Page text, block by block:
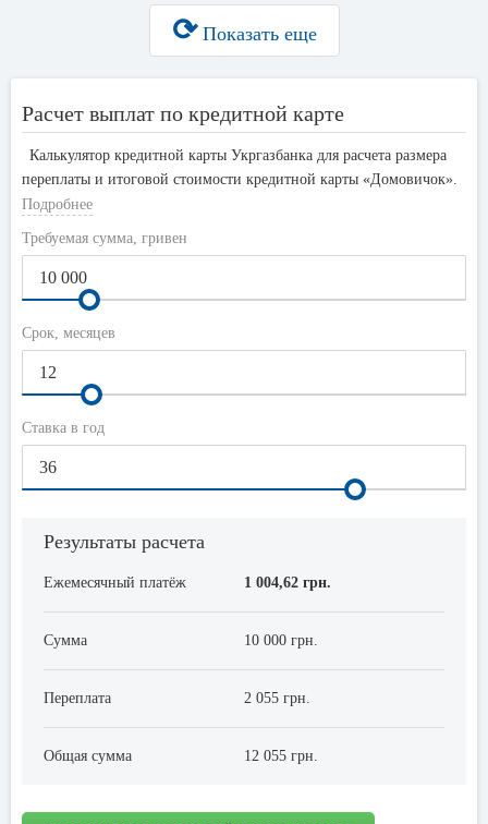
⟳Показать еще
Расчет выплат по кредитной карте
Калькулятор кредитной карты Укргазбанка для расчета размера
переплаты и итоговой стоимости кредитной карты «Домовичок».
По умолчанию установлена минимальная ставка 36%, срок
Подробнее
Требуемая сумма, гривен
Срок, месяцев
Ставка в год
Результаты расчета
Ежемесячный платёж 1 004,62 грн.
Сумма 10 000 грн.
Переплата 2 055 грн.
Общая сумма 12 055 грн.